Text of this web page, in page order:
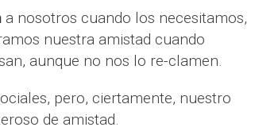
a nosotros cuando los necesitamos,
nuestra amistad cuando
aunque no nos lo re-clamen.
pero, ciertamente, nuestro
de amistad.